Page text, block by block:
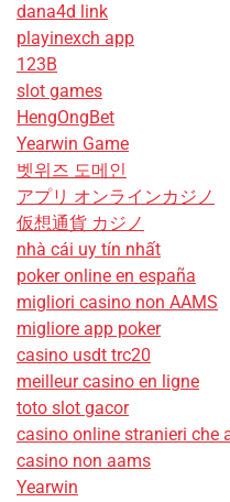
dana4d link
playinexch app
123B
slot games
HengOngBet
Yearwin Game
벳위즈 도메인
アプリ オンラインカジノ
仮想通貨 カジノ
nhà cái uy tín nhất
poker online en españa
migliori casino non AAMS
migliore app poker
casino usdt trc20
meilleur casino en ligne
toto slot gacor
casino online stranieri che
casino non aams
Yearwin